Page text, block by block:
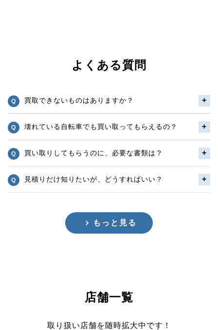
よくある質問
買取できないものはありますか？
壊れている自転車でも買い取ってもらえるの？
買い取りしてもらうのに、必要な書類は？
見積りだけ知りたいが、どうすればいい？
もっと見る
店舗一覧
取り扱い店舗を随時拡大中です！